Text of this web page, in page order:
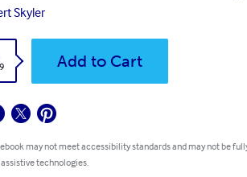
Skyler
Add to Cart
may not meet accessibility standards and may not be
technologies.